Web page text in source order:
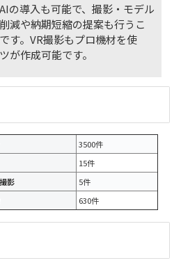
の導入も可能で、撮影・モデル
減や納期短縮の提案も行うこ
す。VR撮影もプロ機材を使
が作成可能です。
3500件
15件
影
5件
630件